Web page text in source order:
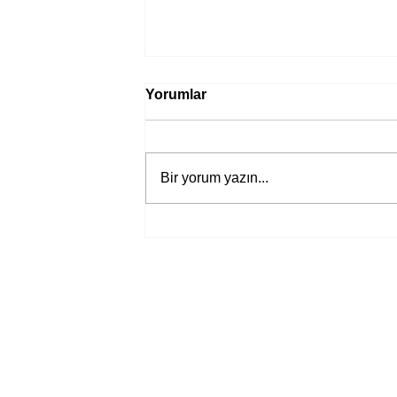
Yorumlar
Bir yorum yazın...